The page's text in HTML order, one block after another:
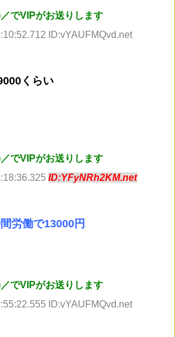
でVIPがお送りします
ID:vYAUFMQvd.net
くらい
でVIPがお送りします
ID:YFyNRh2KM.net
労働で13000円
でVIPがお送りします
ID:vYAUFMQvd.net